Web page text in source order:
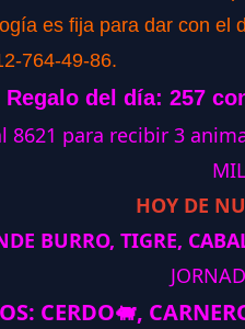
es fija para dar con el
764-49-86.
Regalo del día: 257
8621 para recibir 3
HOY DE
BURRO, TIGRE,
CERDO🐖,